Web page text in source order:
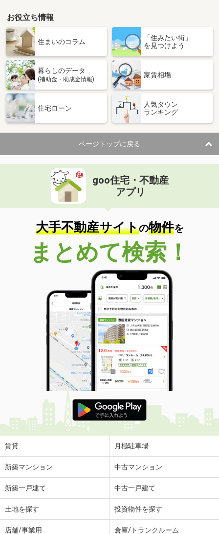
お役立ち情報
住まいのコラム
「住みたい街」
を見つけよう
暮らしのデータ
(補助金・助成金情報)
家賃相場
住宅ローン
人気タウン
ランキング
ページトップに戻る
goo住宅・不動産
アプリ
大手不動産サイトの物件を
まとめて検索！
賃貸 月極駐車場
新築マンション 中古マンション
新築一戸建て 中古一戸建て
土地を探す 投資物件を探す
店舗/事業用 倉庫/トランクルーム